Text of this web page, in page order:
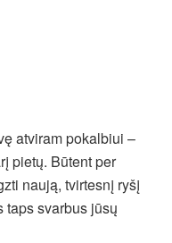
atviram pokalbiui –
pietų. Būtent per
naują, tvirtesnį ryšį
taps svarbus jūsų